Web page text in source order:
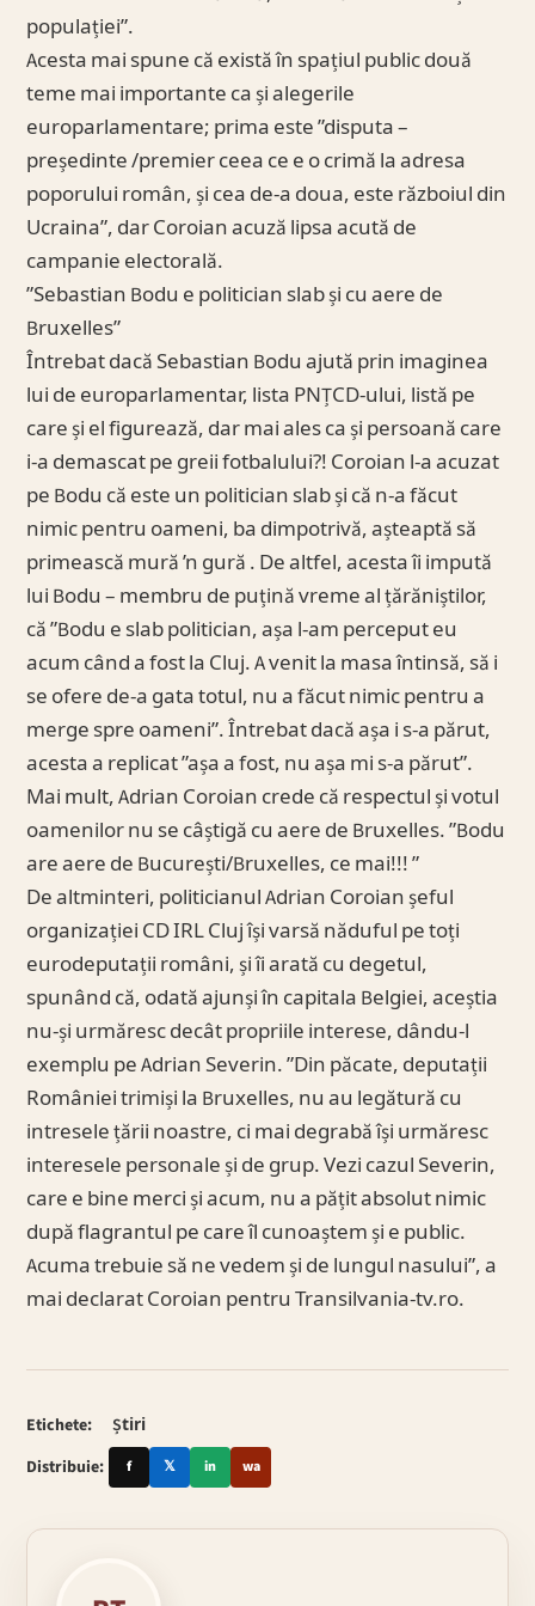
populației”.
Acesta mai spune că există în spațiul public două
teme mai importante ca și alegerile
europarlamentare; prima este ”disputa –
președinte /premier ceea ce e o crimă la adresa
poporului român, și cea de-a doua, este războiul din
Ucraina”, dar Coroian acuză lipsa acută de
campanie electorală.
”Sebastian Bodu e politician slab și cu aere de
Bruxelles”
Întrebat dacă Sebastian Bodu ajută prin imaginea
lui de europarlamentar, lista PNȚCD-ului, listă pe
care și el figurează, dar mai ales ca și persoană care
i-a demascat pe greii fotbalului?! Coroian l-a acuzat
pe Bodu că este un politician slab și că n-a făcut
nimic pentru oameni, ba dimpotrivă, așteaptă să
primească mură ’n gură . De altfel, acesta îi impută
lui Bodu – membru de puțină vreme al țărăniștilor,
că ”Bodu e slab politician, așa l-am perceput eu
acum când a fost la Cluj. A venit la masa întinsă, să i
se ofere de-a gata totul, nu a făcut nimic pentru a
merge spre oameni”. Întrebat dacă așa i s-a părut,
acesta a replicat ”așa a fost, nu așa mi s-a părut”.
Mai mult, Adrian Coroian crede că respectul și votul
oamenilor nu se câștigă cu aere de Bruxelles. ”Bodu
are aere de București/Bruxelles, ce mai!!! ”
De altminteri, politicianul Adrian Coroian șeful
organizației CD IRL Cluj își varsă năduful pe toți
eurodeputații români, și îi arată cu degetul,
spunând că, odată ajunși în capitala Belgiei, aceștia
nu-și urmăresc decât propriile interese, dându-l
exemplu pe Adrian Severin. ”Din păcate, deputații
României trimiși la Bruxelles, nu au legătură cu
intresele țării noastre, ci mai degrabă își urmăresc
interesele personale și de grup. Vezi cazul Severin,
care e bine merci și acum, nu a pățit absolut nimic
după flagrantul pe care îl cunoaștem și e public.
Acuma trebuie să ne vedem și de lungul nasului”, a
mai declarat Coroian pentru Transilvania-tv.ro.
Etichete:
Știri
Distribuie:
f 𝕏 in wa